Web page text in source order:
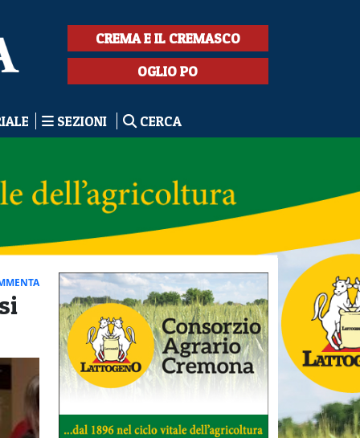
CREMA E IL CREMASCO
OGLIO PO
SEZIONI CERCA